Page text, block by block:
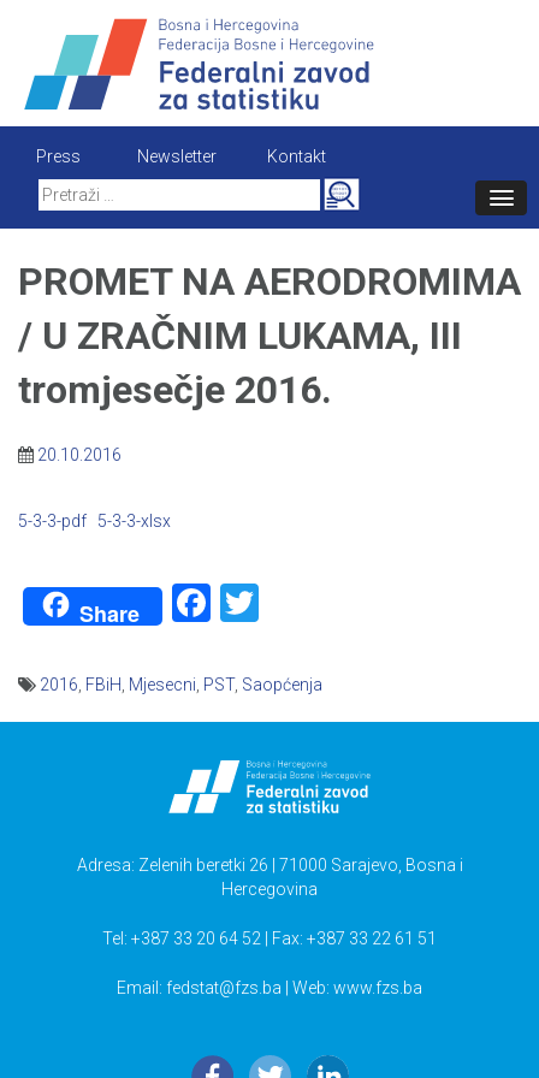
content
Press Newsletter
Kontakt
Search
for:
PROMET NA AERODROMIMA
/ U ZRAČNIM LUKAMA, III
tromjesečje 2016.
20.10.2016
5-3-3-pdf 5-3-3-xlsx
Share Facebook
2016 FBiH Mjesecni PST, Saopćenja
Adresa: Zelenih beretki 26 | 71000 Sarajevo, Bosna i
Hercegovina
Tel: +387 33 20 64 52 | Fax: +387 33 22 61 51
Email: fedstat@fzs.ba | Web: www.fzs.ba